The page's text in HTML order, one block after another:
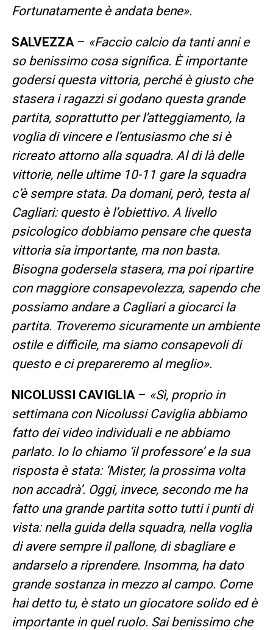
Fortunatamente è andata bene».
SALVEZZA– «Faccio calcio da tanti anni e
so benissimo cosa significa. È importante
godersi questa vittoria, perché è giusto che
stasera i ragazzi si godano questa grande
partita, soprattutto per l’atteggiamento, la
voglia di vincere e l’entusiasmo che si è
ricreato attorno alla squadra. Al di là delle
vittorie, nelle ultime 10-11 gare la squadra
c’è sempre stata. Da domani, però, testa al
Cagliari: questo è l’obiettivo. A livello
psicologico dobbiamo pensare che questa
vittoria sia importante, ma non basta.
Bisogna godersela stasera, ma poi ripartire
con maggiore consapevolezza, sapendo che
possiamo andare a Cagliari a giocarci la
partita. Troveremo sicuramente un ambiente
ostile e difficile, ma siamo consapevoli di
questo e ci prepareremo al meglio».
NICOLUSSI CAVIGLIA– «Sì, proprio in
settimana con Nicolussi Caviglia abbiamo
fatto dei video individuali e ne abbiamo
parlato. Io lo chiamo ‘il professore’ e la sua
risposta è stata: ‘Mister, la prossima volta
non accadrà’. Oggi, invece, secondo me ha
fatto una grande partita sotto tutti i punti di
vista: nella guida della squadra, nella voglia
di avere sempre il pallone, di sbagliare e
andarselo a riprendere. Insomma, ha dato
grande sostanza in mezzo al campo. Come
hai detto tu, è stato un giocatore solido ed è
importante in quel ruolo. Sai benissimo che